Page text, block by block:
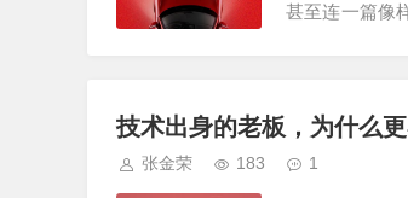
甚至连一篇像
技术出身的老板，为什么
张金荣 183 1